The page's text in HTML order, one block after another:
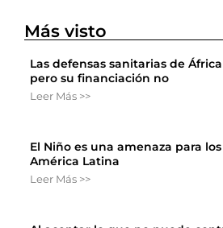
Más visto
Las defensas sanitarias de
pero su financiación no
Leer Más >>
El Niño es una amenaza para
América Latina
Leer Más >>